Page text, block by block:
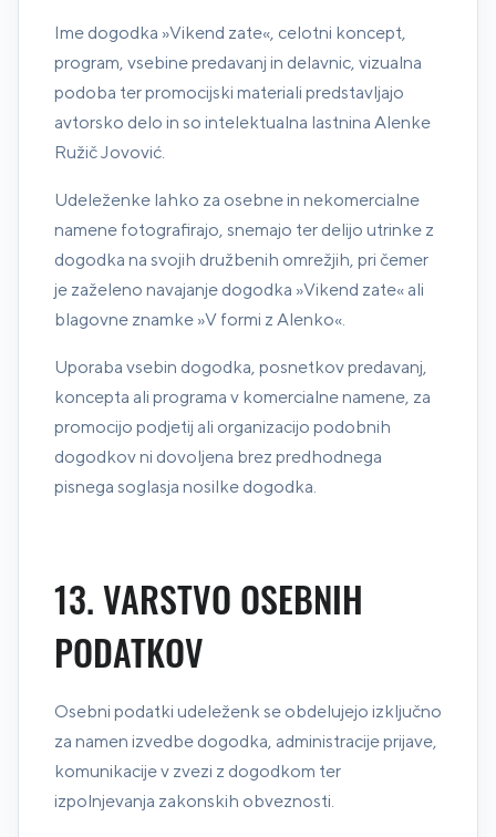
Ime dogodka »Vikend zate«, celotni koncept,
program, vsebine predavanj in delavnic, vizualna
podoba ter promocijski materiali predstavljajo
avtorsko delo in so intelektualna lastnina Alenke
Ružič Jovović.
Udeleženke lahko za osebne in nekomercialne
namene fotografirajo, snemajo ter delijo utrinke z
dogodka na svojih družbenih omrežjih, pri čemer
je zaželeno navajanje dogodka »Vikend zate« ali
blagovne znamke »V formi z Alenko«.
Uporaba vsebin dogodka, posnetkov predavanj,
koncepta ali programa v komercialne namene, za
promocijo podjetij ali organizacijo podobnih
dogodkov ni dovoljena brez predhodnega
pisnega soglasja nosilke dogodka.
13. VARSTVO OSEBNIH
PODATKOV
Osebni podatki udeleženk se obdelujejo izključno
za namen izvedbe dogodka, administracije prijave,
komunikacije v zvezi z dogodkom ter
izpolnjevanja zakonskih obveznosti.